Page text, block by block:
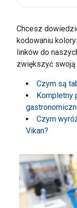
Chcesz
kodowaniu
linków do
zwiększyć
Czym są
Kompletny
Czym
Vikan?